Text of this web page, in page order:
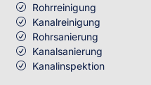
Rohrreinigung
Kanalreinigung
Rohrsanierung
Kanalsanierung
Kanalinspektion